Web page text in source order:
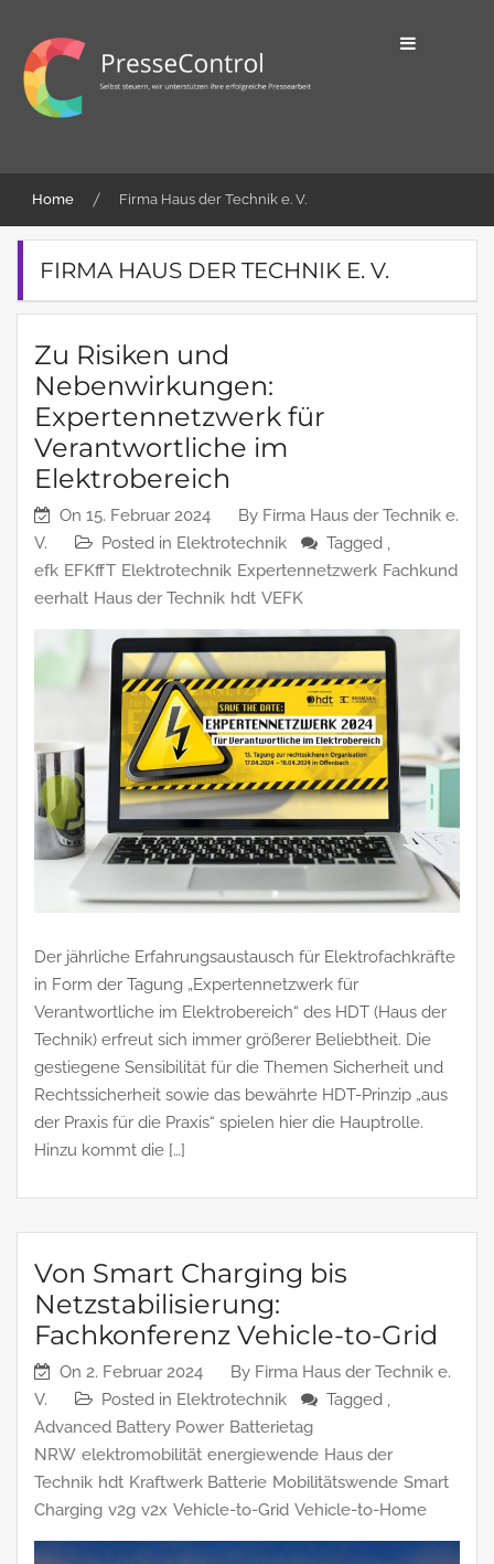
content
PresseControl
erfolgreiche Pressearbeit
Home Firma Haus der Technik e. V.
FIRMA HAUS DER TECHNIK E. V.
Zu Risiken und
Nebenwirkungen:
Expertennetzwerk für
Verantwortliche im
Elektrobereich
On 15. Februar 2024 By Firma Haus der Technik e.
V.
Posted in Elektrotechnik
Tagged ,
efk EFKffT Elektrotechnik Expertennetzwerk Fachkund
eerhalt Haus der Technik hdt VEFK
Der jährliche Erfahrungsaustausch für Elektrofachkräfte
in Form der Tagung „Expertennetzwerk für
Verantwortliche im Elektrobereich“ des HDT (Haus der
Technik) erfreut sich immer größerer Beliebtheit. Die
gestiegene Sensibilität für die Themen Sicherheit und
Rechtssicherheit sowie das bewährte HDT-Prinzip „aus
der Praxis für die Praxis“ spielen hier die Hauptrolle.
Hinzu kommt die […]
Von Smart Charging bis
Netzstabilisierung:
Fachkonferenz Vehicle-to-Grid
On 2. Februar 2024 By Firma Haus der Technik e.
V.
Posted in Elektrotechnik
Tagged ,
Advanced Battery Power Batterietag
NRW elektromobilität energiewende Haus der
Technik hdt Kraftwerk Batterie Mobilitätswende Smart
Charging v2g v2x Vehicle-to-Grid Vehicle-to-Home